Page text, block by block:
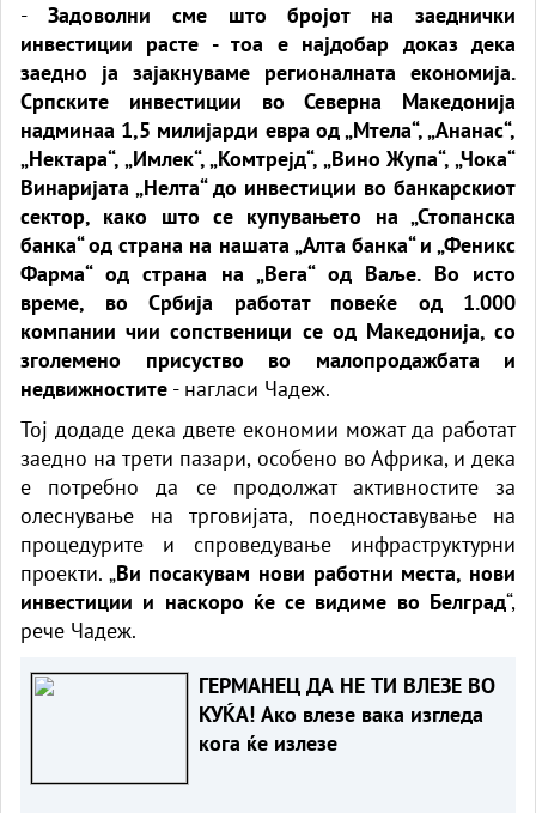
- Задоволни сме што бројот на заеднички
инвестиции расте - тоа е најдобар доказ дека
заедно ја зајакнуваме регионалната економија.
Српските инвестиции во Северна Македонија
надминаа 1,5 милијарди евра од „Мтела“, „Ананас“,
„Нектара“, „Имлек“, „Комтрејд“, „Вино Жупа“, „Чока“
Винаријата „Нелта“ до инвестиции во банкарскиот
сектор, како што се купувањето на „Стопанска
банка“ од страна на нашата „Алта банка“ и „Феникс
Фарма“ од страна на „Вега“ од Ваље. Во исто
време, во Србија работат повеќе од 1.000
компании чии сопственици се од Македонија, со
зголемено присуство во малопродажбата и
недвижностите - нагласи Чадеж.
Тој додаде дека двете економии можат да работат
заедно на трети пазари, особено во Африка, и дека
е потребно да се продолжат активностите за
олеснување на трговијата, поедноставување на
процедурите и спроведување инфраструктурни
проекти. „Ви посакувам нови работни места, нови
инвестиции и наскоро ќе се видиме во Белград“,
рече Чадеж.
ГЕРМАНЕЦ ДА НЕ ТИ ВЛЕЗЕ ВО
КУЌА! Ако влезе вака изгледа
кога ќе излезе